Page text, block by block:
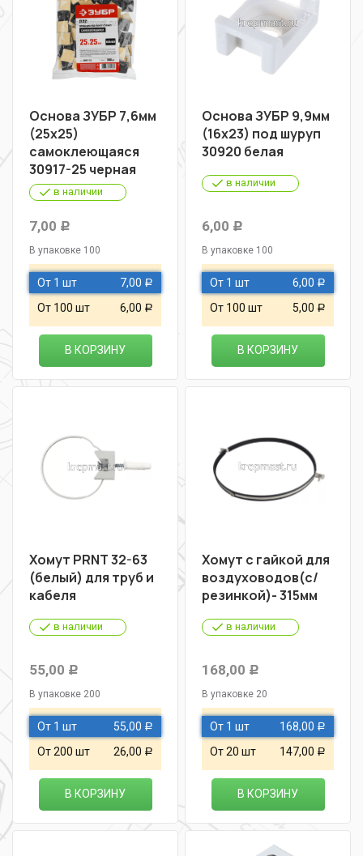
Основа ЗУБР 7,6мм
(25х25)
самоклеющаяся
30917-25 черная
в наличии
7,00 Р
В упаковке 100
От 1 шт 7,00 Р
От 100 шт 6,00 Р
В КОРЗИНУ
Основа ЗУБР 9,9мм
(16х23) под шуруп
30920 белая
в наличии
6,00 Р
В упаковке 100
От 1 шт 6,00 Р
От 100 шт 5,00 Р
В КОРЗИНУ
Хомут PRNT 32-63
(белый) для труб и
кабеля
в наличии
55,00 Р
В упаковке 200
От 1 шт 55,00 Р
От 200 шт 26,00 Р
В КОРЗИНУ
Хомут с гайкой для
воздуховодов(с/
резинкой)- 315мм
в наличии
168,00 Р
В упаковке 20
От 1 шт 168,00 Р
От 20 шт 147,00 Р
В КОРЗИНУ